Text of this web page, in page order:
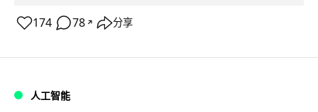
174 78 ↗ 分享
人工智能